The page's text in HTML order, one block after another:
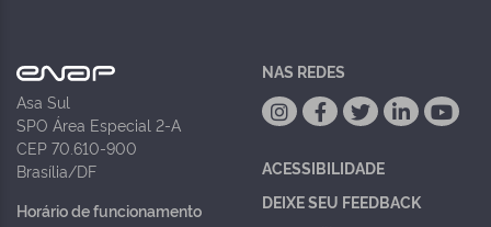
Asa Sul
SPO Área Especial 2-A
CEP 70.610-900
Brasília/DF
Horário de funcionamento
NAS REDES
ACESSIBILIDADE
DEIXE SEU FEEDBACK